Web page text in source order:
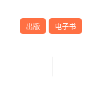
出版 电子书